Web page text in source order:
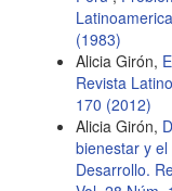
(1983)
Alicia Girón,
Revista
170 (2012)
Alicia Girón,
bienestar y
Desarrollo.